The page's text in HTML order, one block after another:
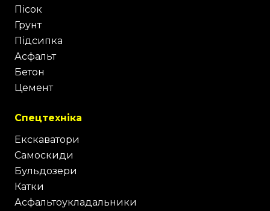
Пісок
Грунт
Підсипка
Асфальт
Бетон
Цемент
Спецтехніка
Екскаватори
Самоскиди
Бульдозери
Катки
Асфальтоукладальники